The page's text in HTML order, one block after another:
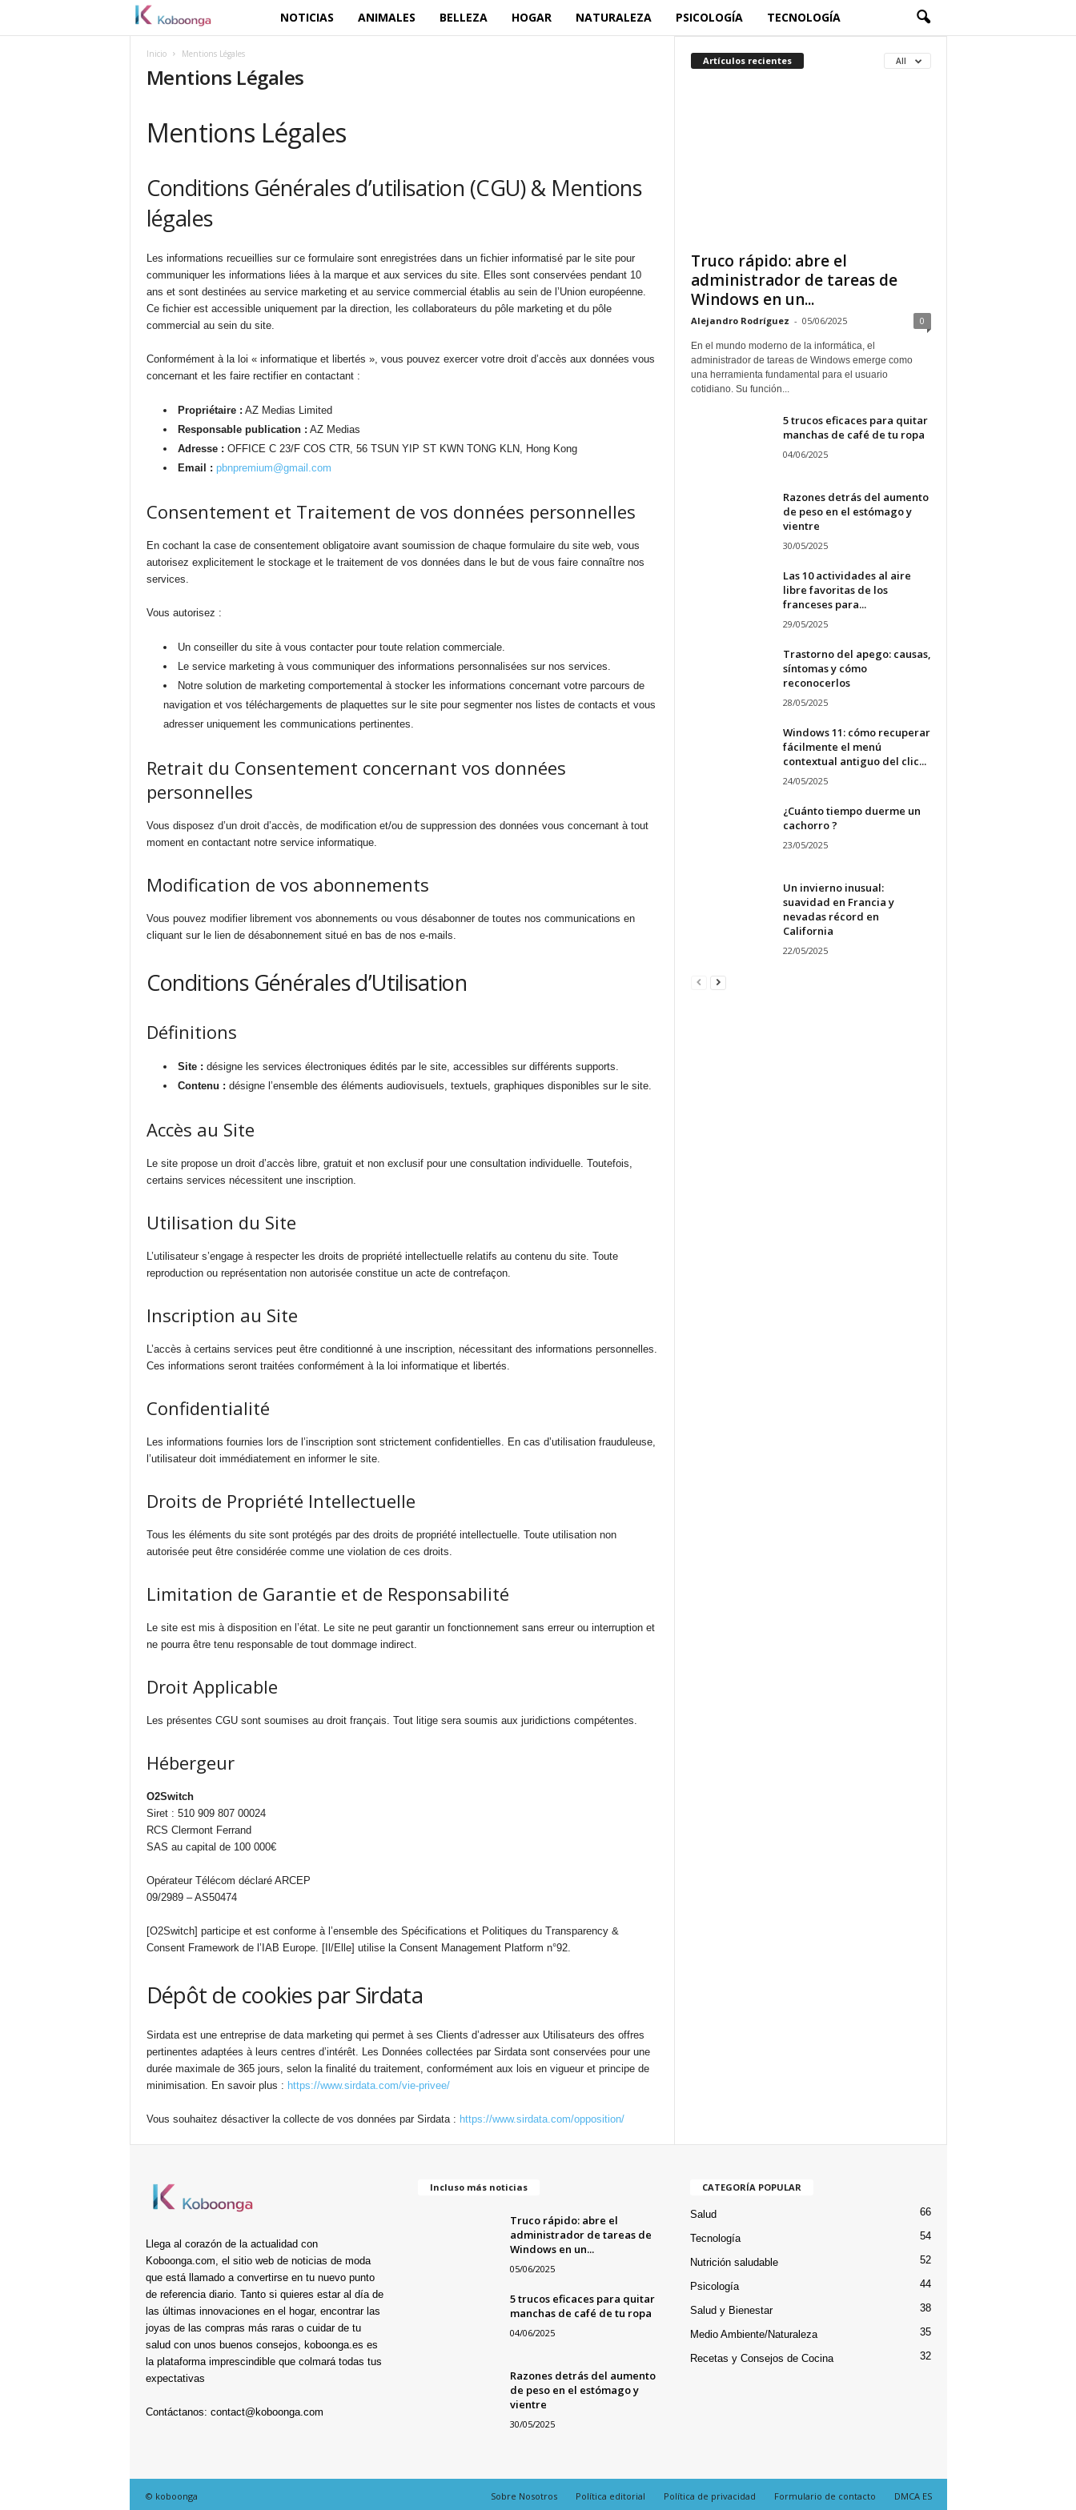
b
n
a
NOTICIAS ANIMALES BELLEZA HOGAR NATURALEZA PSICOLOGÍA TECNOLOGÍA
Inicio Mentions Légales
Mentions Légales
Mentions Légales
Conditions Générales d’utilisation (CGU) & Mentions
légales
Les informations recueillies sur ce formulaire sont enregistrées dans un fichier informatisé par le site pour
communiquer les informations liées à la marque et aux services du site. Elles sont conservées pendant 10
ans et sont destinées au service marketing et au service commercial établis au sein de l’Union européenne.
Ce fichier est accessible uniquement par la direction, les collaborateurs du pôle marketing et du pôle
commercial au sein du site.
Conformément à la loi « informatique et libertés », vous pouvez exercer votre droit d’accès aux données vous
concernant et les faire rectifier en contactant :
Propriétaire : AZ Medias Limited
Responsable publication : AZ Medias
Adresse : OFFICE C 23/F COS CTR, 56 TSUN YIP ST KWN TONG KLN, Hong Kong
Email : pbnpremium@gmail.com
Consentement et Traitement de vos données personnelles
En cochant la case de consentement obligatoire avant soumission de chaque formulaire du site web, vous
autorisez explicitement le stockage et le traitement de vos données dans le but de vous faire connaître nos
services.
Vous autorisez :
Un conseiller du site à vous contacter pour toute relation commerciale.
Le service marketing à vous communiquer des informations personnalisées sur nos services.
Notre solution de marketing comportemental à stocker les informations concernant votre parcours de
navigation et vos téléchargements de plaquettes sur le site pour segmenter nos listes de contacts et vous
adresser uniquement les communications pertinentes.
Retrait du Consentement concernant vos données
personnelles
Vous disposez d’un droit d’accès, de modification et/ou de suppression des données vous concernant à tout
moment en contactant notre service informatique.
Modification de vos abonnements
Vous pouvez modifier librement vos abonnements ou vous désabonner de toutes nos communications en
cliquant sur le lien de désabonnement situé en bas de nos e-mails.
Conditions Générales d’Utilisation
Définitions
Site : désigne les services électroniques édités par le site, accessibles sur différents supports.
Contenu : désigne l’ensemble des éléments audiovisuels, textuels, graphiques disponibles sur le site.
Accès au Site
Le site propose un droit d’accès libre, gratuit et non exclusif pour une consultation individuelle. Toutefois,
certains services nécessitent une inscription.
Utilisation du Site
L’utilisateur s’engage à respecter les droits de propriété intellectuelle relatifs au contenu du site. Toute
reproduction ou représentation non autorisée constitue un acte de contrefaçon.
Inscription au Site
L’accès à certains services peut être conditionné à une inscription, nécessitant des informations personnelles.
Ces informations seront traitées conformément à la loi informatique et libertés.
Confidentialité
Les informations fournies lors de l’inscription sont strictement confidentielles. En cas d’utilisation frauduleuse,
l’utilisateur doit immédiatement en informer le site.
Droits de Propriété Intellectuelle
Tous les éléments du site sont protégés par des droits de propriété intellectuelle. Toute utilisation non
autorisée peut être considérée comme une violation de ces droits.
Limitation de Garantie et de Responsabilité
Le site est mis à disposition en l’état. Le site ne peut garantir un fonctionnement sans erreur ou interruption et
ne pourra être tenu responsable de tout dommage indirect.
Droit Applicable
Les présentes CGU sont soumises au droit français. Tout litige sera soumis aux juridictions compétentes.
Hébergeur
O2Switch
Siret : 510 909 807 00024
RCS Clermont Ferrand
SAS au capital de 100 000€
Opérateur Télécom déclaré ARCEP
09/2989 – AS50474
[O2Switch] participe et est conforme à l’ensemble des Spécifications et Politiques du Transparency &
Consent Framework de l’IAB Europe. [Il/Elle] utilise la Consent Management Platform n°92.
Dépôt de cookies par Sirdata
Sirdata est une entreprise de data marketing qui permet à ses Clients d’adresser aux Utilisateurs des offres
pertinentes adaptées à leurs centres d’intérêt. Les Données collectées par Sirdata sont conservées pour une
durée maximale de 365 jours, selon la finalité du traitement, conformément aux lois en vigueur et principe de
minimisation. En savoir plus : https://www.sirdata.com/vie-privee/
Vous souhaitez désactiver la collecte de vos données par Sirdata : https://www.sirdata.com/opposition/
Artículos recientes All
Truco rápido: abre el
administrador de tareas de
Windows en un...
Alejandro Rodríguez - 05/06/2025 0
En el mundo moderno de la informática, el
administrador de tareas de Windows emerge como
una herramienta fundamental para el usuario
cotidiano. Su función...
5 trucos eficaces para quitar
manchas de café de tu ropa
04/06/2025
Razones detrás del aumento
de peso en el estómago y
vientre
30/05/2025
Las 10 actividades al aire
libre favoritas de los
franceses para...
29/05/2025
Trastorno del apego: causas,
síntomas y cómo
reconocerlos
28/05/2025
Windows 11: cómo recuperar
fácilmente el menú
contextual antiguo del clic...
24/05/2025
¿Cuánto tiempo duerme un
cachorro ?
23/05/2025
Un invierno inusual:
suavidad en Francia y
nevadas récord en
California
22/05/2025
Llega al corazón de la actualidad con
Koboonga.com, el sitio web de noticias de moda
que está llamado a convertirse en tu nuevo punto
de referencia diario. Tanto si quieres estar al día de
las últimas innovaciones en el hogar, encontrar las
joyas de las compras más raras o cuidar de tu
salud con unos buenos consejos, koboonga.es es
la plataforma imprescindible que colmará todas tus
expectativas
Contáctanos: contact@koboonga.com
Incluso más noticias
Truco rápido: abre el
administrador de tareas de
Windows en un...
05/06/2025
5 trucos eficaces para quitar
manchas de café de tu ropa
04/06/2025
Razones detrás del aumento
de peso en el estómago y
vientre
30/05/2025
CATEGORÍA POPULAR
Salud 66
Tecnología 54
Nutrición saludable 52
Psicología 44
Salud y Bienestar 38
Medio Ambiente/Naturaleza 35
Recetas y Consejos de Cocina 32
Sobre Nosotros Política editorial Política de privacidad Formulario de contacto DMCA ES
© koboonga